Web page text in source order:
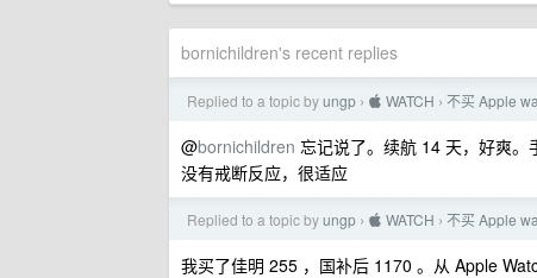
bornichildren's recent replies
Replied to a topic byungp ›  WATCH › 不买 Apple
@bornichildren 忘记说了。续航 14 天，好爽
没有戒断反应，很适应
Replied to a topic byungp ›  WATCH › 不买 Apple
我买了佳明 255 ，国补后 1170 。从 Apple